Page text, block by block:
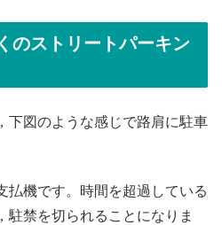
のストリートパーキン
下図のような感じで路肩に駐車
払機です。時間を超過している
駐禁を切られることになりま